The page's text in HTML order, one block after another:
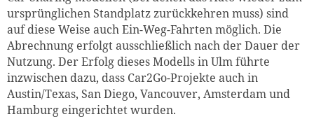
ursprünglichen Standplatz zurückkehren muss) sind
auf diese Weise auch Ein-Weg-Fahrten möglich. Die
Abrechnung erfolgt ausschließlich nach der Dauer der
Nutzung. Der Erfolg dieses Modells in Ulm führte
inzwischen dazu, dass Car2Go-Projekte auch in
Austin/Texas, San Diego, Vancouver, Amsterdam und
Hamburg eingerichtet wurden.